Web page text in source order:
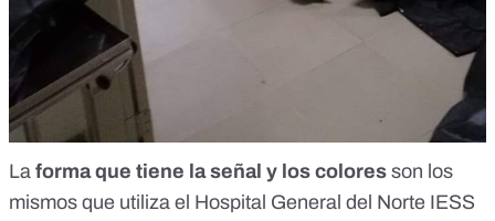
La forma que tiene la señal y los colores son los
mismos que utiliza el Hospital General del Norte IESS